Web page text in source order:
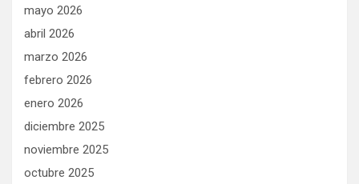
mayo 2026
abril 2026
marzo 2026
febrero 2026
enero 2026
diciembre 2025
noviembre 2025
octubre 2025